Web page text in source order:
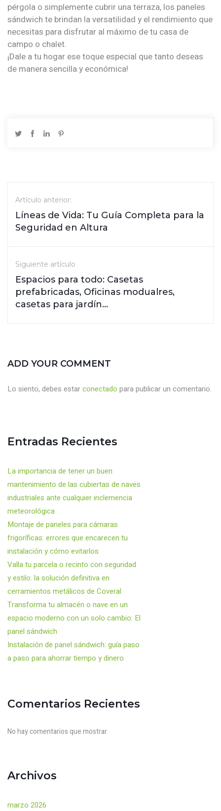
pérgola o simplemente cubrir una terraza, los paneles
sándwich te brindan la versatilidad y el rendimiento que
necesitas para disfrutar al máximo de tu casa de
campo o chalet.
¡Dale a tu hogar ese toque especial que tanto deseas
de manera sencilla y económica!
Artículo anterior:
Líneas de Vida: Tu Guía Completa para la
Seguridad en Altura
Siguiente artículo
Espacios para todo: Casetas
prefabricadas, Oficinas modualres,
casetas para jardín...
ADD YOUR COMMENT
Lo siento, debes estarconectado para publicar un comentario.
Entradas Recientes
La importancia de tener un buen
mantenimiento de las cubiertas de naves
industriales ante cualquier inclemencia
meteorológica
Montaje de paneles para cámaras
frigoríficas: errores que encarecen tu
instalación y cómo evitarlos
Valla tu parcela o recinto con seguridad
y estilo: la solución definitiva en
cerramientos metálicos de Coveral
Transforma tu almacén o nave en un
espacio moderno con un solo cambio: El
panel sándwich
Instalación de panel sándwich: guía paso
a paso para ahorrar tiempo y dinero
Comentarios Recientes
No hay comentarios que mostrar.
Archivos
marzo 2026